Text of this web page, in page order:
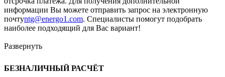
информации Вы можете отправить запрос на электронную
почтуntg@energo1.com. Специалисты помогут подобрать
наиболее подходящий для Вас вариант!
Развернуть
БЕЗНАЛИЧНЫЙ РАСЧЁТ